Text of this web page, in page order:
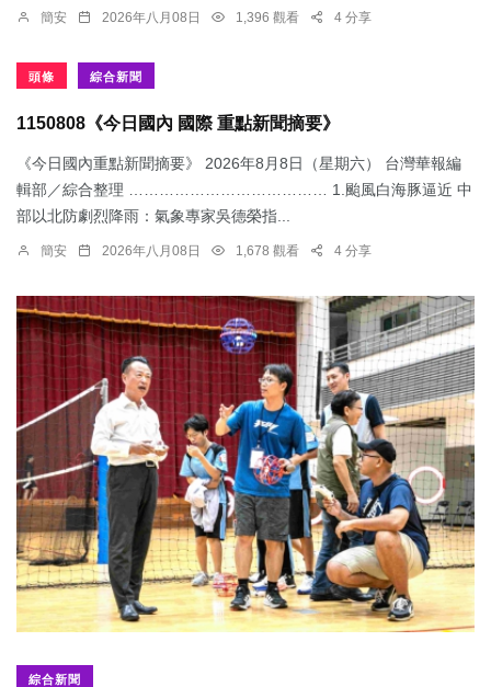
簡安 2026年八月08日 1,396 觀看 4 分享
頭條 綜合新聞
1150808《今日國內 國際 重點新聞摘要》
《今日國內重點新聞摘要》 2026年8月8日（星期六） 台灣華報編
輯部／綜合整理 ………………………………… 1.颱風白海豚逼近 中
部以北防劇烈降雨：​氣象專家吳德榮指...
簡安 2026年八月08日 1,678 觀看 4 分享
綜合新聞